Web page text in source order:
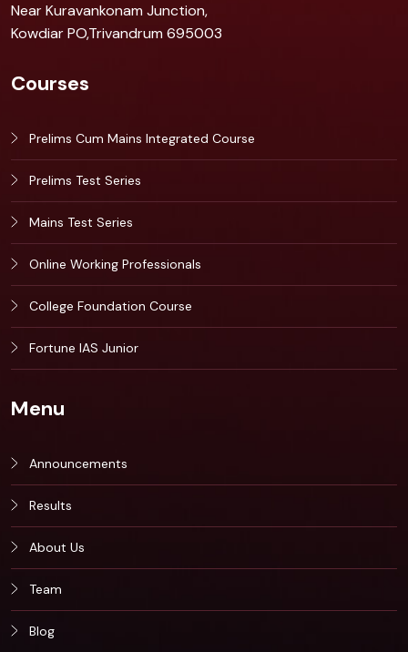
Near Kuravankonam Junction,
Kowdiar PO,Trivandrum 695003
Courses
Prelims Cum Mains Integrated Course
Prelims Test Series
Mains Test Series
Online Working Professionals
College Foundation Course
Fortune IAS Junior
Menu
Announcements
Results
About Us
Team
Blog